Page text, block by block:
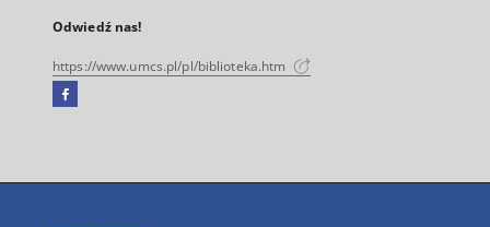
Odwiedź nas!
https://www.umcs.pl/pl/biblioteka.htm
Facebook
się